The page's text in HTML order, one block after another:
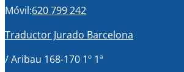
Móvil:620 799 242
Traductor Jurado Barcelona
/ Aribau 168-170 1º 1ª